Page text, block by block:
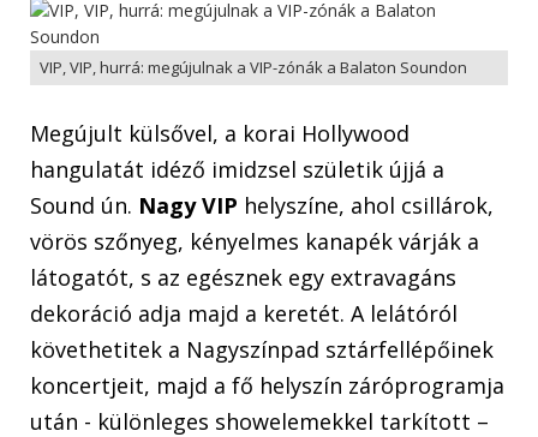
VIP, VIP, hurrá: megújulnak a VIP-zónák a Balaton Soundon
Megújult külsővel, a korai Hollywood
hangulatát idéző imidzsel születik újjá a
Sound ún. Nagy VIP helyszíne, ahol csillárok,
vörös szőnyeg, kényelmes kanapék várják a
látogatót, s az egésznek egy extravagáns
dekoráció adja majd a keretét. A lelátóról
követhetitek a Nagyszínpad sztárfellépőinek
koncertjeit, majd a fő helyszín záróprogramja
után - különleges showelemekkel tarkított –